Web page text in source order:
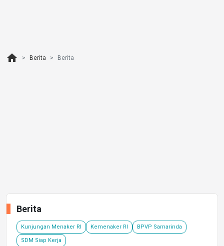
home Berita Berita
Berita
Kunjungan Menaker RI Kemenaker RI BPVP Samarinda
SDM Siap Kerja